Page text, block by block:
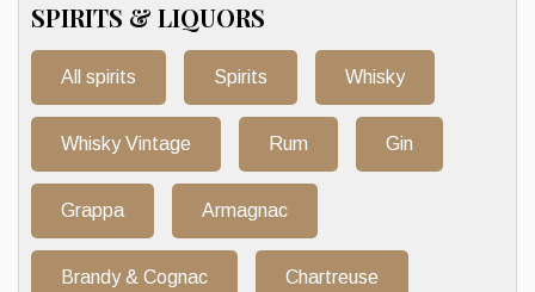
SPIRITS & LIQUORS
All spirits Spirits Whisky
Whisky Vintage Rum Gin
Grappa Armagnac
Brandy & Cognac Chartreuse